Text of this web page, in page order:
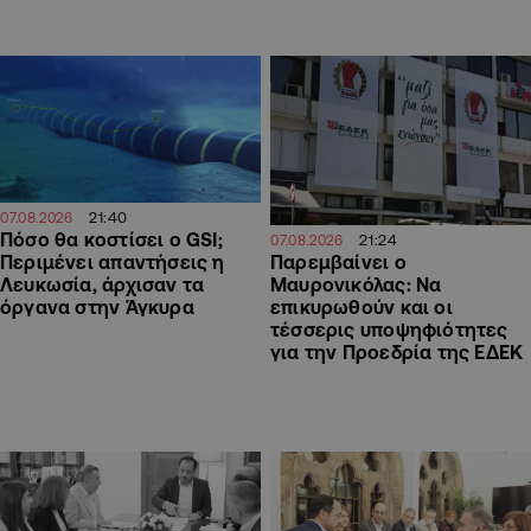
07.08.2026 21:40
Πόσο θα κοστίσει ο GSI;
Περιμένει απαντήσεις η
Λευκωσία, άρχισαν τα
όργανα στην Άγκυρα
07.08.2026 21:24
Παρεμβαίνει ο
Μαυρονικόλας: Να
επικυρωθούν και οι
τέσσερις υποψηφιότητες
για την Προεδρία της ΕΔΕΚ